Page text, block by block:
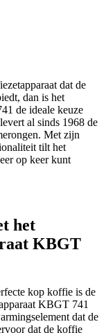
dat de
dan is het
de ideale keuze
al sinds 1968 de
Met zijn
tilt het
op keer kunt
het
KBGT
kop koffie is de
KBGT 741
dat de
dat de koffie